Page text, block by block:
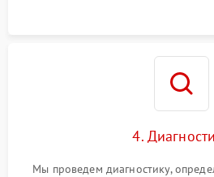
4.
Мы проведем диагностику,